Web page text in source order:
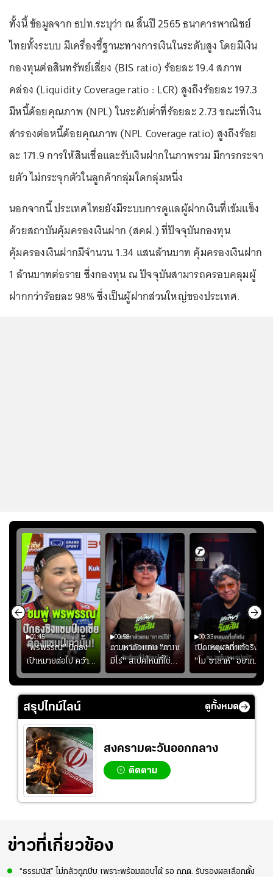
ทั้งนี้ ข้อมูลจาก ธปท.ระบุว่า ณ สิ้นปี 2565 ธนาคารพาณิชย์
ไทยทั้งระบบ มีเครื่องชี้ฐานะทางการเงินในระดับสูง โดยมีเงิน
กองทุนต่อสินทรัพย์เสี่ยง (BIS ratio) ร้อยละ 19.4 สภาพ
คล่อง (Liquidity Coverage ratio : LCR) สูงถึงร้อยละ 197.3
มีหนี้ด้อยคุณภาพ (NPL) ในระดับต่ำที่ร้อยละ 2.73 ขณะที่เงิน
สำรองต่อหนี้ด้อยคุณภาพ (NPL Coverage ratio) สูงถึงร้อย
ละ 171.9 การให้สินเชื่อและรับเงินฝากในภาพรวม มีการกระจา
ยตัว ไม่กระจุกตัวในลูกค้ากลุ่มใดกลุ่มหนึ่ง
นอกจากนี้ ประเทศไทยยังมีระบบการดูแลผู้ฝากเงินที่เข้มแข็ง
ด้วยสถาบันคุ้มครองเงินฝาก (สคฝ.) ที่ปัจจุบันกองทุน
คุ้มครองเงินฝากมีจำนวน 1.34 แสนล้านบาท คุ้มครองเงินฝาก
1 ล้านบาทต่อราย ซึ่งกองทุน ณ ปัจจุบันสามารถครอบคลุมผู้
ฝากกว่าร้อยละ 98% ซึ่งเป็นผู้ฝากส่วนใหญ่ของประเทศ.
01:45
"พรพรรณ" ปักธง
เป้าหมายต่อไป คว้า
แชมป์ชิงแชมป์
เอเชีย เพื่อตั๋ว
โอลิมปิก
00:58
ตามหาตัวแทน "กาเซ
มีโร่" สเปคไหนที่ใช่
สำหรับแมนยูยุค
"คาร์ริค 2.0"?
00:33
เปิดเหตุผลที่แท้จริงที่
"โม ซาลาห์" อยาก
ย้ายซบ "แทร็บซอนส
ปอร์"
สรุปไทม์ไลน์ ดูทั้งหมด
สงครามตะวันออกกลาง
ติดตาม
ข่าวที่เกี่ยวข้อง
“ธรรมนัส” ไม่กลัวถูกบีบ เพราะพร้อมตอบโต้ รอ กกต. รับรองผลเลือกตั้ง